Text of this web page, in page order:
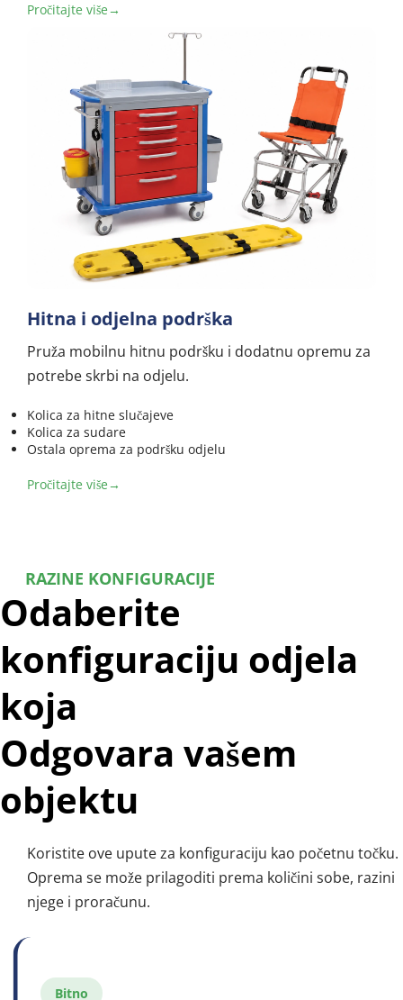
Pročitajte više→
Hitna i odjelna podrška
Pruža mobilnu hitnu podršku i dodatnu opremu za
potrebe skrbi na odjelu.
Kolica za hitne slučajeve
Kolica za sudare
Ostala oprema za podršku odjelu
Pročitajte više→
RAZINE KONFIGURACIJE
Odaberite
konfiguraciju odjela
koja
Odgovara vašem
objektu
Koristite ove upute za konfiguraciju kao početnu točku.
Oprema se može prilagoditi prema količini sobe, razini
njege i proračunu.
Bitno